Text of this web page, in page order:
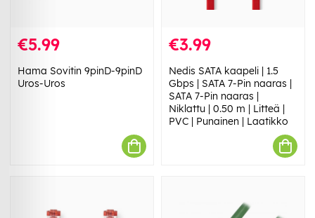
€5.99
Hama Sovitin 9pinD-9pinD
Uros-Uros
€3.99
Nedis SATA kaapeli | 1.5
Gbps | SATA 7-Pin naaras |
SATA 7-Pin naaras |
Niklattu | 0.50 m | Litteä |
PVC | Punainen | Laatikko